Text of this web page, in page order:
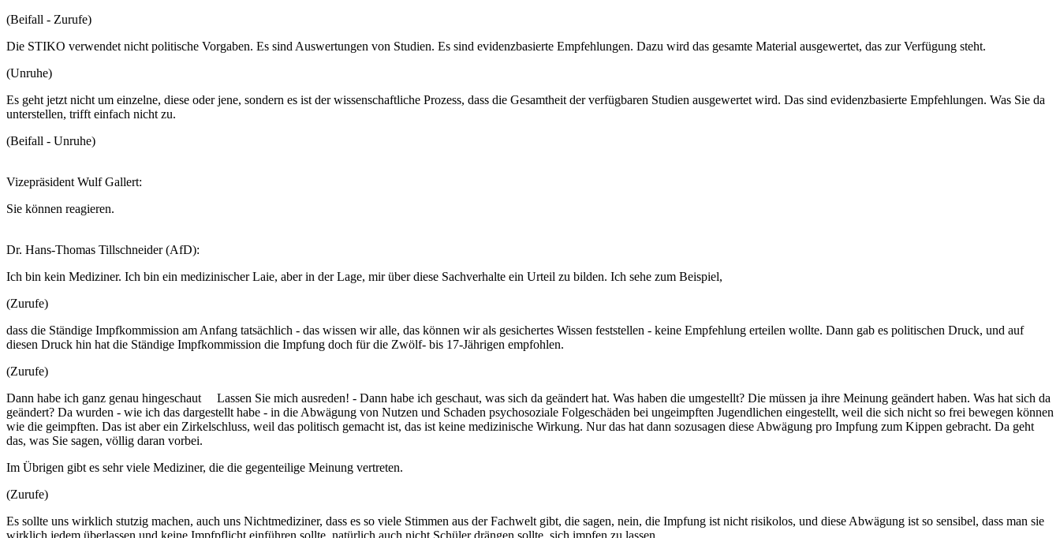
(Beifall - Zurufe)
Die STIKO verwendet nicht politische Vorgaben. Es sind Auswertungen von Studien. Es sind evidenzbasierte Empfehlungen. Dazu wird das gesamte Material ausgewertet, das zur Verfügung steht.
(Unruhe)
Es geht jetzt nicht um einzelne, diese oder jene, sondern es ist der wissenschaftliche Prozess, dass die Gesamtheit der verfügbaren Studien ausgewertet wird. Das sind evidenzbasierte Empfehlungen. Was Sie da
unterstellen, trifft einfach nicht zu.
(Beifall - Unruhe)
Vizepräsident Wulf Gallert:
Sie können reagieren.
Dr. Hans-Thomas Tillschneider (AfD):
Ich bin kein Mediziner. Ich bin ein medizinischer Laie, aber in der Lage, mir über diese Sachverhalte ein Urteil zu bilden. Ich sehe zum Beispiel,
(Zurufe)
dass die Ständige Impfkommission am Anfang tatsächlich - das wissen wir alle, das können wir als gesichertes Wissen feststellen - keine Empfehlung erteilen wollte. Dann gab es politischen Druck, und auf
diesen Druck hin hat die Ständige Impfkommission die Impfung doch für die Zwölf- bis 17-Jährigen empfohlen.
(Zurufe)
Dann habe ich ganz genau hingeschaut Lassen Sie mich ausreden! - Dann habe ich geschaut, was sich da geändert hat. Was haben die umgestellt? Die müssen ja ihre Meinung geändert haben. Was hat sich da
geändert? Da wurden - wie ich das dargestellt habe - in die Abwägung von Nutzen und Schaden psychosoziale Folgeschäden bei ungeimpften Jugendlichen eingestellt, weil die sich nicht so frei bewegen können
wie die geimpften. Das ist aber ein Zirkelschluss, weil das politisch gemacht ist, das ist keine medizinische Wirkung. Nur das hat dann sozusagen diese Abwägung pro Impfung zum Kippen gebracht. Da geht
das, was Sie sagen, völlig daran vorbei.
Im Übrigen gibt es sehr viele Mediziner, die die gegenteilige Meinung vertreten.
(Zurufe)
Es sollte uns wirklich stutzig machen, auch uns Nichtmediziner, dass es so viele Stimmen aus der Fachwelt gibt, die sagen, nein, die Impfung ist nicht risikolos, und diese Abwägung ist so sensibel, dass man sie
wirklich jedem überlassen und keine Impfpflicht einführen sollte, natürlich auch nicht Schüler drängen sollte, sich impfen zu lassen.